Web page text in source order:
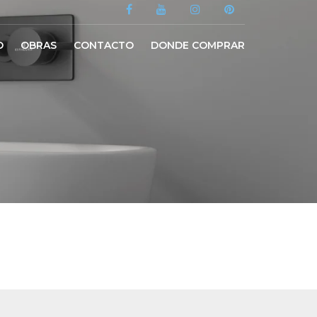
OBRAS CONTACTO DONDE COMPRAR